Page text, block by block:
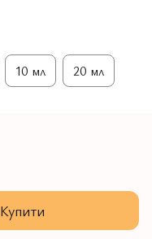
10 мл 20 мл
Купити